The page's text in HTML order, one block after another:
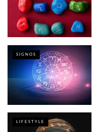
SIGNOS
LIFESTYLE